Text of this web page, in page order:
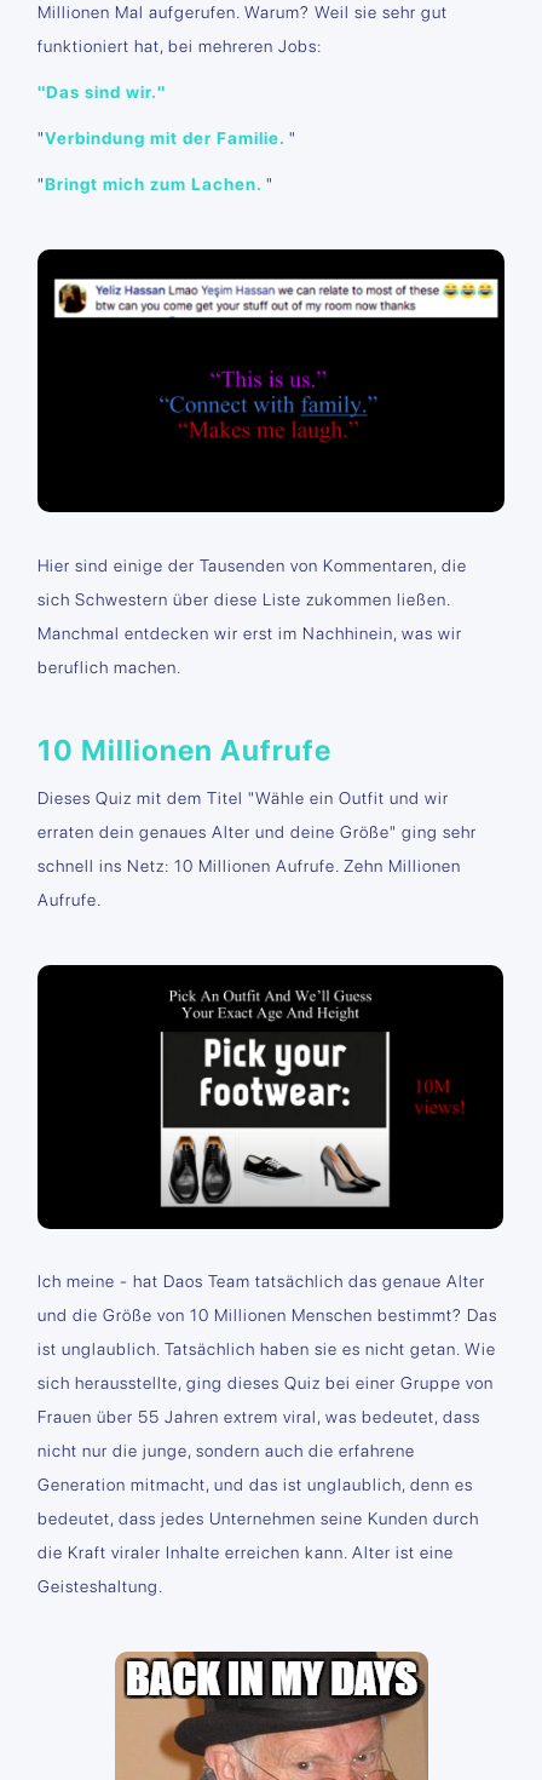
Millionen Mal aufgerufen. Warum? Weil sie sehr gut
funktioniert hat, bei mehreren Jobs:
"Das sind wir."
"Verbindung mit der Familie."
"Bringt mich zum Lachen."
Hier sind einige der Tausenden von Kommentaren, die
sich Schwestern über diese Liste zukommen ließen.
Manchmal entdecken wir erst im Nachhinein, was wir
beruflich machen.
10 Millionen Aufrufe
Dieses Quiz mit dem Titel "Wähle ein Outfit und wir
erraten dein genaues Alter und deine Größe" ging sehr
schnell ins Netz: 10 Millionen Aufrufe. Zehn Millionen
Aufrufe.
Ich meine - hat Daos Team tatsächlich das genaue Alter
und die Größe von 10 Millionen Menschen bestimmt? Das
ist unglaublich. Tatsächlich haben sie es nicht getan. Wie
sich herausstellte, ging dieses Quiz bei einer Gruppe von
Frauen über 55 Jahren extrem viral, was bedeutet, dass
nicht nur die junge, sondern auch die erfahrene
Generation mitmacht, und das ist unglaublich, denn es
bedeutet, dass jedes Unternehmen seine Kunden durch
die Kraft viraler Inhalte erreichen kann. Alter ist eine
Geisteshaltung.